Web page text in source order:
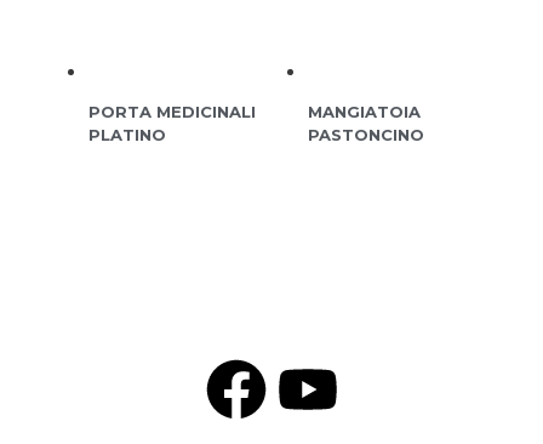
PORTA MEDICINALI
PLATINO
MANGIATOIA
PASTONCINO